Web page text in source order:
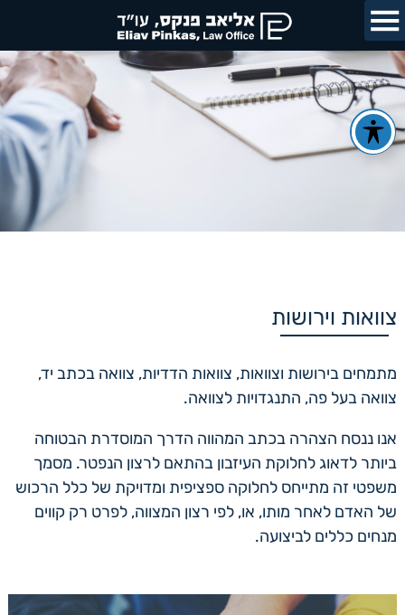
צוואות וירושות
מתמחים בירושות וצוואות, צוואות הדדיות, צוואה בכתב יד,
צוואה בעל פה, התנגדויות לצוואה.
אנו ננסח הצהרה בכתב המהווה הדרך המוסדרת הבטוחה
ביותר לדאוג לחלוקת העיזבון בהתאם לרצון הנפטר. מסמך
משפטי זה מתייחס לחלוקה ספציפית ומדויקת של כלל הרכוש
של האדם לאחר מותו, או, לפי רצון המצווה, לפרט רק קווים
מנחים כללים לביצועה.